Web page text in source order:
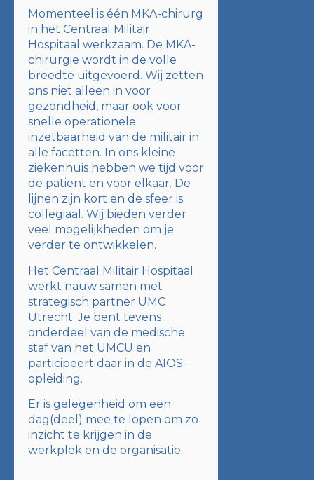
Momenteel is één MKA-chirurg
in het Centraal Militair
Hospitaal werkzaam. De MKA-
chirurgie wordt in de volle
breedte uitgevoerd. Wij zetten
ons niet alleen in voor
gezondheid, maar ook voor
snelle operationele
inzetbaarheid van de militair in
alle facetten. In ons kleine
ziekenhuis hebben we tijd voor
de patiënt en voor elkaar. De
lijnen zijn kort en de sfeer is
collegiaal. Wij bieden verder
veel mogelijkheden om je
verder te ontwikkelen.
Het Centraal Militair Hospitaal
werkt nauw samen met
strategisch partner UMC
Utrecht. Je bent tevens
onderdeel van de medische
staf van het UMCU en
participeert daar in de AIOS-
opleiding.
Er is gelegenheid om een
dag(deel) mee te lopen om zo
inzicht te krijgen in de
werkplek en de organisatie.